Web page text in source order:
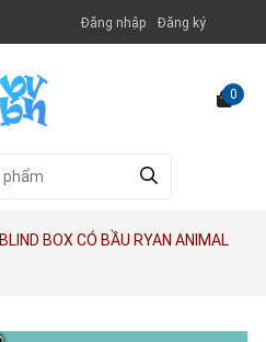
Đăng nhập Đăng ký
0
BLIND BOX CÓ BẦU RYAN ANIMAL